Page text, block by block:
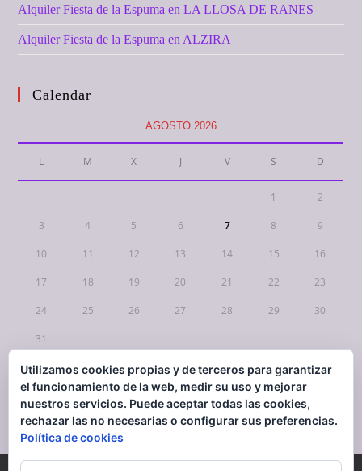
Alquiler Fiesta de la Espuma en LA LLOSA DE RANES
Alquiler Fiesta de la Espuma en ALZIRA
Calendar
AGOSTO 2026
L M X J V S D
1 2
3 4 5 6 7 8 9
10 11 12 13 14 15 16
17 18 19 20 21 22 23
24 25 26 27 28 29 30
31
« Mar
Utilizamos cookies propias y de terceros para garantizar
el funcionamiento de la web, medir su uso y mejorar
nuestros servicios. Puede aceptar todas las cookies,
rechazar las no necesarias o configurar sus preferencias.
Política de cookies